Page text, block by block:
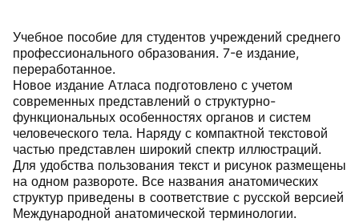
Учебное пособие для студентов учреждений среднего
профессионального образования. 7-е издание,
переработанное.
Новое издание Атласа подготовлено с учетом
современных представлений о структурно-
функциональных особенностях органов и систем
человеческого тела. Наряду с компактной текстовой
частью представлен широкий спектр иллюстраций.
Для удобства пользования текст и рисунок размещены
на одном развороте. Все названия анатомических
структур приведены в соответствие с русской версией
Международной анатомической терминологии.